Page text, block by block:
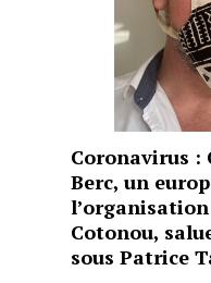
Coronavirus :
Berc, un
l’organisation
Cotonou,
sous Patrice